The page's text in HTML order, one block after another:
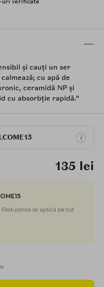
și cauți un ser
cu apă de
ceramidă NP și
cu absorbție rapidă.”
i
135 lei
se aplică pe tot